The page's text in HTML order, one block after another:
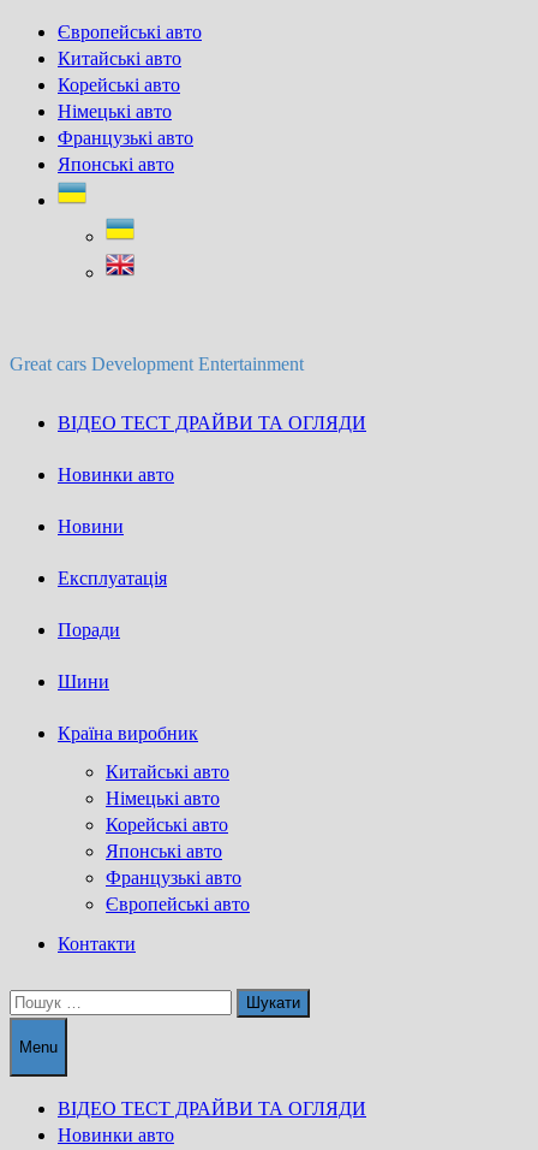
Skip
content
Європейські авто
Китайські авто
Корейські авто
Німецькі авто
Французькі авто
Японські авто
Great cars Development Entertainment
ВІДЕО ТЕСТ ДРАЙВИ ТА ОГЛЯДИ
Новинки авто
Новини
Експлуатація
Поради
Шини
Країна виробник
Китайські авто
Німецькі авто
Корейські авто
Японські авто
Французькі авто
Європейські авто
Контакти
Пошук:
Menu
ВІДЕО ТЕСТ ДРАЙВИ ТА ОГЛЯДИ
Новинки авто